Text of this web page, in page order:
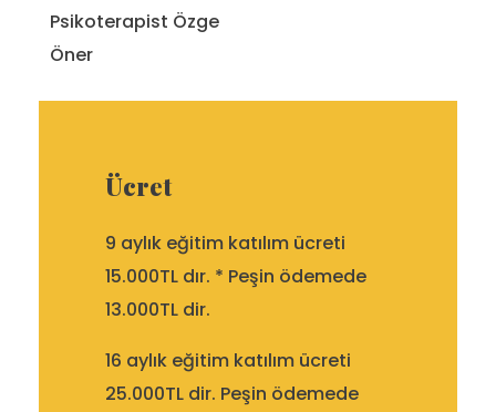
Psikoterapist Özge
Öner
Ücret
9 aylık eğitim katılım ücreti
15.000TL dır. * Peşin ödemede
13.000TL dir.
16 aylık eğitim katılım ücreti
25.000TL dir. Peşin ödemede